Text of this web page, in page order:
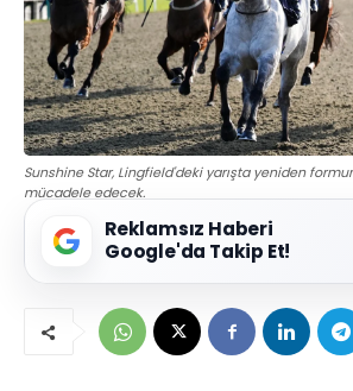
Sunshine Star, Lingfield'deki yarışta yeniden
mücadele edecek.
Reklamsız Haberi
Google'da Takip Et!